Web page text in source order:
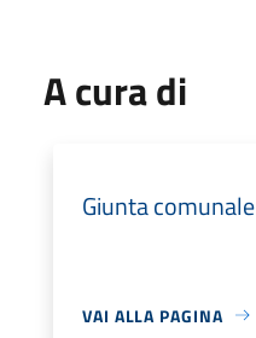
A cura di
Giunta comunale
VAI ALLA PAGINA